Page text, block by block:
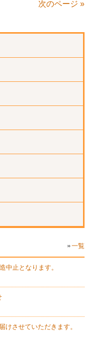
次のページ »
一覧
中止となります。
けさせていただきます。